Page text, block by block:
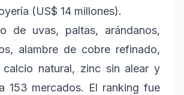
(US$ 14 millones).
de uvas, paltas, arándanos,
alambre de cobre refinado,
natural, zinc sin alear y
153 mercados. El ranking fue